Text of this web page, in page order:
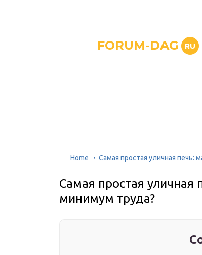
FORUM-DAG RU
Home Самая простая уличная
Самая простая
минимум труда?